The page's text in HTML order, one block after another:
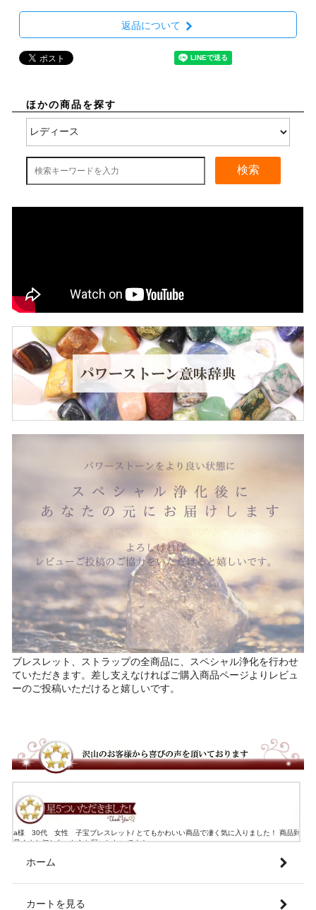
返品について
ほかの商品を探す
検索
ブレスレット、ストラップの全商品に、スペシャル浄化を行わせ
ていただきます。差し支えなければご購入商品ページよりレビュ
ーのご投稿いただけると嬉しいです。
モカ様 ２０代 女性 １月生まれバースデーブレスレット/ ings さん、この度は注文から発
までご丁寧に対応して頂き、本当にありがとうございました!! 色々悩みに合わせて作ってもら
用にも欲しいなぁと思うのでそのときはまたingsさんでお願いしようと思います(*^^*)
ホーム
カートを見る